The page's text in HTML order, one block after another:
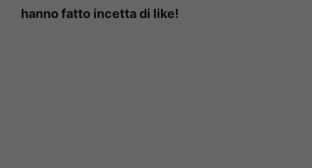
hanno fatto incetta di like!